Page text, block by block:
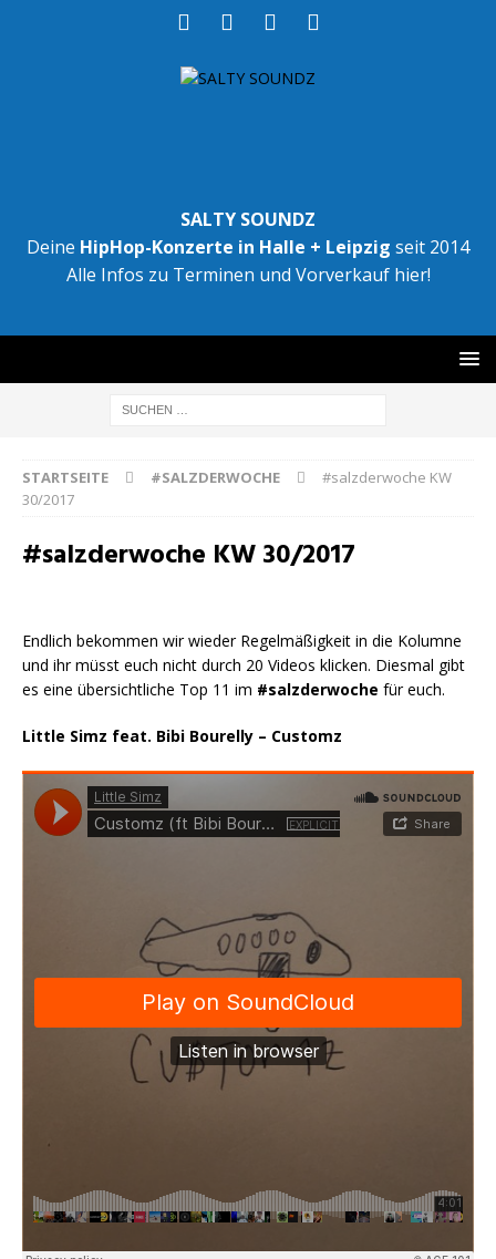
SALTY SOUNDZ
Deine HipHop-Konzerte in Halle + Leipzig seit 2014
Alle Infos zu Terminen und Vorverkauf hier!
STARTSEITE #SALZDERWOCHE
#salzderwoche KW
30/2017
#salzderwoche KW 30/2017
Endlich bekommen wir wieder Regelmäßigkeit in die Kolumne
und ihr müsst euch nicht durch 20 Videos klicken. Diesmal gibt
es eine übersichtliche Top 11 im #salzderwoche für euch.
Little Simz feat. Bibi Bourelly – Customz